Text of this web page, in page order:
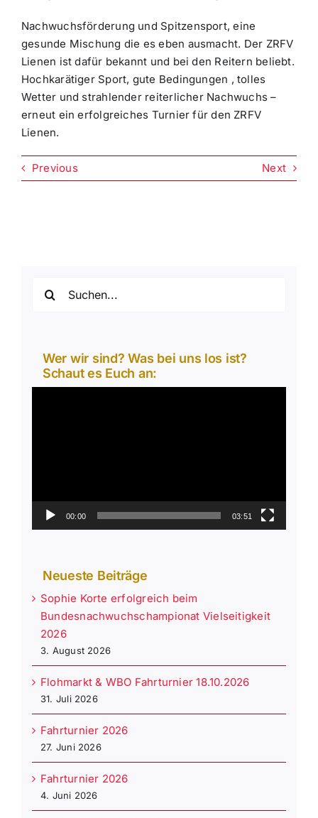
Nachwuchsförderung und Spitzensport, eine
gesunde Mischung die es eben ausmacht. Der ZRFV
Lienen ist dafür bekannt und bei den Reitern beliebt.
Hochkarätiger Sport, gute Bedingungen , tolles
Wetter und strahlender reiterlicher Nachwuchs –
erneut ein erfolgreiches Turnier für den ZRFV
Lienen.
Previous Next
nach:
Wer wir sind? Was bei uns los ist?
Schaut es Euch an:
00:00 03:51
Neueste Beiträge
Sophie Korte erfolgreich beim
Bundesnachwuchschampionat Vielseitigkeit
2026
3. August 2026
Flohmarkt & WBO Fahrturnier 18.10.2026
31. Juli 2026
Fahrturnier 2026
27. Juni 2026
Fahrturnier 2026
4. Juni 2026